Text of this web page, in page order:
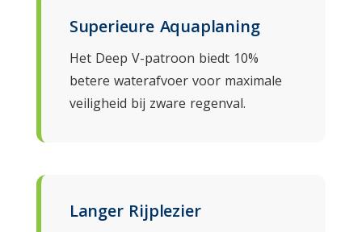
Superieure Aquaplaning
Het Deep V-patroon biedt 10%
betere waterafvoer voor maximale
veiligheid bij zware regenval.
Langer Rijplezier